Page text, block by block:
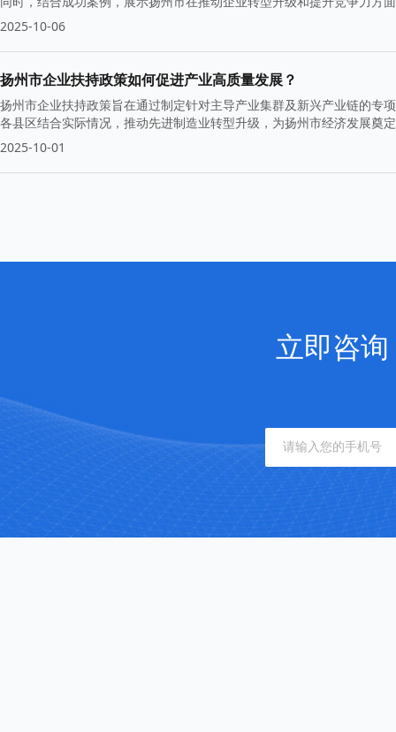
2025-10-06
扬州市企业扶持政策如何促进产业高质量发展？
扬州市企业扶持政策旨在通过制定针对主导产业集群及新兴产业链的专
各县区结合实际情况，推动先进制造业转型升级，为扬州市经济发展奠
2025-10-01
立即咨